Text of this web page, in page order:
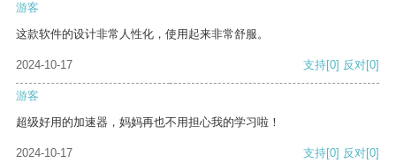
游客
这款软件的设计非常人性化，使用起来非常舒服。
2024-10-17 支持[0] 反对[0]
游客
超级好用的加速器，妈妈再也不用担心我的学习啦！
2024-10-17 支持[0] 反对[0]